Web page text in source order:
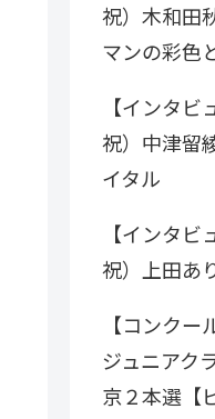
祝）木和田
マンの彩色
【インタ
祝）中津留
イタル
【インタ
祝）上田あ
【コンク
ジュニアク
京２本選【